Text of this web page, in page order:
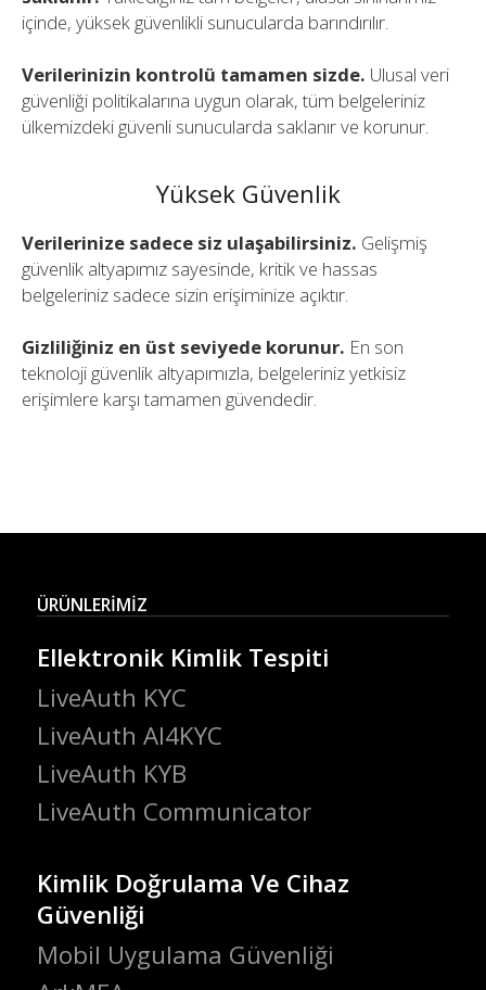
içinde, yüksek güvenlikli sunucularda barındırılır.
Verilerinizin kontrolü tamamen sizde. Ulusal veri
güvenliği politikalarına uygun olarak, tüm belgeleriniz
ülkemizdeki güvenli sunucularda saklanır ve korunur.
Yüksek Güvenlik
Verilerinize sadece siz ulaşabilirsiniz. Gelişmiş
güvenlik altyapımız sayesinde, kritik ve hassas
belgeleriniz sadece sizin erişiminize açıktır.
Gizliliğiniz en üst seviyede korunur. En son
teknoloji güvenlik altyapımızla, belgeleriniz yetkisiz
erişimlere karşı tamamen güvendedir.
ÜRÜNLERİMİZ
Ellektronik Kimlik Tespiti
LiveAuth KYC
LiveAuth AI4KYC
LiveAuth KYB
LiveAuth Communicator
Kimlik Doğrulama Ve Cihaz
Güvenliği
Mobil Uygulama Güvenliği